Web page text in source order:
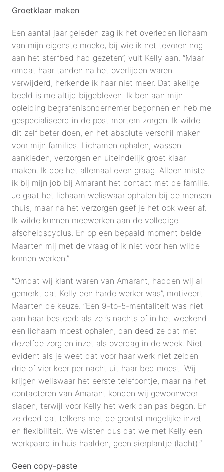
Groetklaar maken
Een aantal jaar geleden zag ik het overleden lichaam
van mijn eigenste moeke, bij wie ik net tevoren nog
aan het sterfbed had gezeten”, vult Kelly aan. “Maar
omdat haar tanden na het overlijden waren
verwijderd, herkende ik haar niet meer. Dat akelige
beeld is me altijd bijgebleven. Ik ben aan mijn
opleiding begrafenisondernemer begonnen en heb me
gespecialiseerd in de post mortem zorgen. Ik wilde
dit zelf beter doen, en het absolute verschil maken
voor mijn families. Lichamen ophalen, wassen
aankleden, verzorgen en uiteindelijk groet klaar
maken. Ik doe het allemaal even graag. Alleen miste
ik bij mijn job bij Amarant het contact met de familie.
Je gaat het lichaam weliswaar ophalen bij de mensen
thuis, maar na het verzorgen geef je het ook weer af.
Ik wilde kunnen meewerken aan de volledige
afscheidscyclus. En op een bepaald moment belde
Maarten mij met de vraag of ik niet voor hen wilde
komen werken.”
“Omdat wij klant waren van Amarant, hadden wij al
gemerkt dat Kelly een harde werker was”, motiveert
Maarten de keuze. “Een 9-to-5-mentaliteit was niet
aan haar besteed: als ze ’s nachts of in het weekend
een lichaam moest ophalen, dan deed ze dat met
dezelfde zorg en inzet als overdag in de week. Niet
evident als je weet dat voor haar werk niet zelden
drie of vier keer per nacht uit haar bed moest. Wij
krijgen weliswaar het eerste telefoontje, maar na het
contacteren van Amarant konden wij gewoonweer
slapen, terwijl voor Kelly het werk dan pas begon. En
ze deed dat telkens met de grootst mogelijke inzet
en flexibiliteit. We wisten dus dat we met Kelly een
werkpaard in huis haalden, geen sierplantje (lacht).”
Geen copy-paste